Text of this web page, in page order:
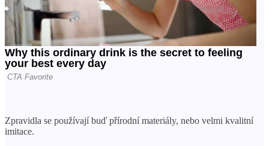
Zpravidla se používají buď přírodní materiály, nebo velmi kvalitní
imitace.